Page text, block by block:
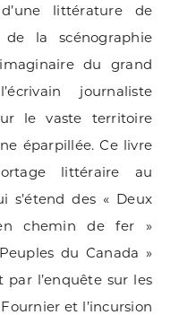
littérature de
la scénographie
du grand
journaliste
le vaste territoire
éparpillée. Ce livre
littéraire au
s’étend des « Deux
chemin de fer »
du Canada »
par l’enquête sur les
et l’incursion